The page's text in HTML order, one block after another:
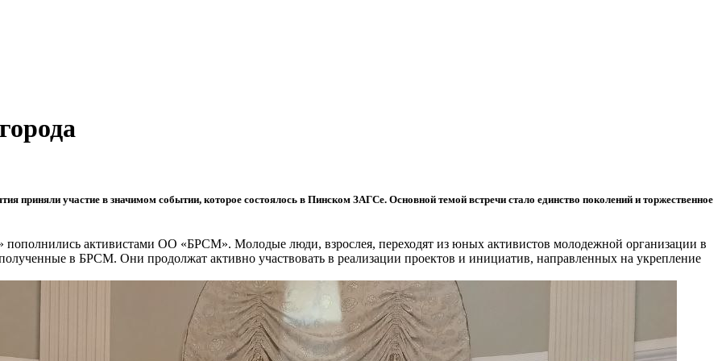
приняли участие в значимом событии, которое состоялось в Пинском ЗАГСе. Основной темой встречи стало единство поколений и торжественное
пополнились активистами ОО «БРСМ». Молодые люди, взрослея, переходят из юных активистов молодежной организации в
в БРСМ. Они продолжат активно участвовать в реализации проектов и инициатив, направленных на укрепление